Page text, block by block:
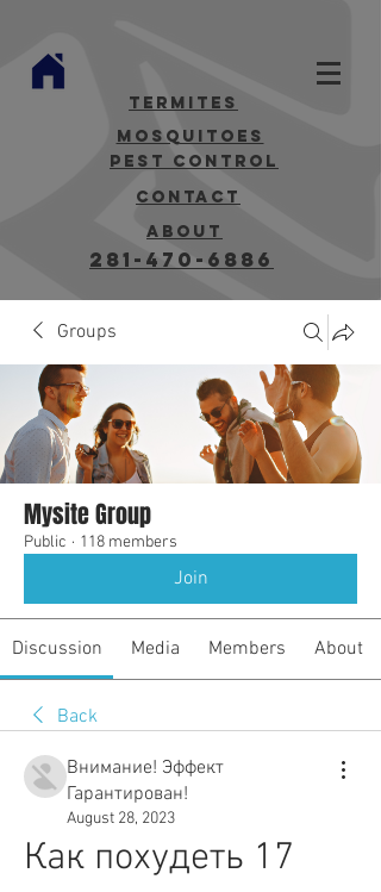
termites
mosquitoes
Pest Control
contact
about
281-470-6886
Groups
Mysite Group
Public · 118 members
Join
Discussion Media Members About
Back
Внимание! Эффект
Гарантирован!
August 28, 2023
Как похудеть 17